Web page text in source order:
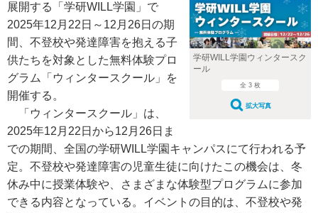
学研WILL学園ウィンタースク
ール
全 3 枚
拡大写真
展開する「学研WILL学園」で
2025年12月22日～12月26日の期
間、不登校や発達障害を抱える子
供たちを対象とした無料体験プロ
グラム「ウィンタースクール」を
開催する。
「ウィンタースクール」は、
2025年12月22日から12月26日ま
での期間、全国の学研WILL学園キャンパスにて行われる予
定。不登校や発達障害の児童生徒に向けたこの機会は、冬
休み中に授業体験や、さまざまな体験型プログラムに参加
できる内容となっている。イベントの目的は、不登校や発